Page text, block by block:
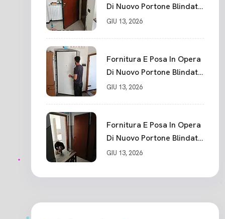
Di Nuovo Portone Blindato
La Spezia
GIU 13, 2026
Fornitura E Posa In Opera
Di Nuovo Portone Blindato
Classe 3 Sicurezza
GIU 13, 2026
Fornitura E Posa In Opera
Di Nuovo Portone Blindato
Ceparana
GIU 13, 2026